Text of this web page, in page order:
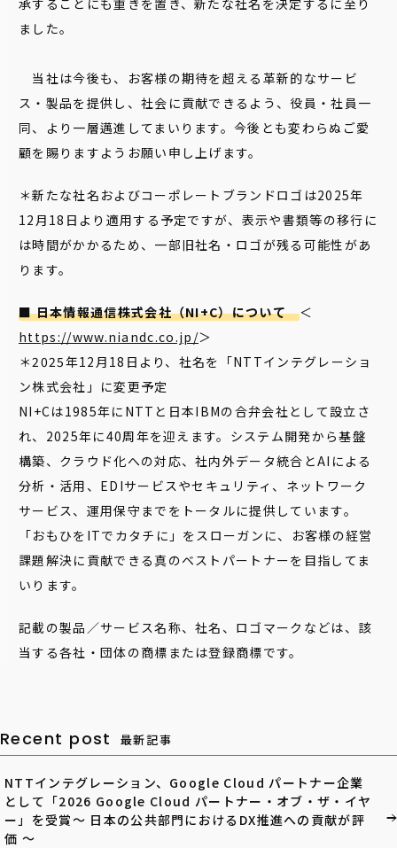
ました。
当社は今後も、お客様の期待を超える革新的なサービ
ス・製品を提供し、社会に貢献できるよう、役員・社員一
同、より一層邁進してまいります。今後とも変わらぬご愛
顧を賜りますようお願い申し上げます。
＊新たな社名およびコーポレートブランドロゴは2025年
12月18日より適用する予定ですが、表示や書類等の移行に
は時間がかかるため、一部旧社名・ロゴが残る可能性があ
ります。
■ 日本情報通信株式会社（NI+C）について＜
https://www.niandc.co.jp/＞
＊2025年12月18日より、社名を「NTTインテグレーショ
ン株式会社」に変更予定
NI+Cは1985年にNTTと日本IBMの合弁会社として設立さ
れ、2025年に40周年を迎えます。システム開発から基盤
構築、クラウド化への対応、社内外データ統合とAIによる
分析・活用、EDIサービスやセキュリティ、ネットワーク
サービス、運用保守までをトータルに提供しています。
「おもひをITでカタチに」をスローガンに、お客様の経営
課題解決に貢献できる真のベストパートナーを目指してま
いります。
記載の製品／サービス名称、社名、ロゴマークなどは、該
当する各社・団体の商標または登録商標です。
Recent post 最新記事
NTTインテグレーション、Google Cloud パートナー企業
として「2026 Google Cloud パートナー・オブ・ザ・イヤ
ー」を受賞～ 日本の公共部門におけるDX推進への貢献が評
価 ～